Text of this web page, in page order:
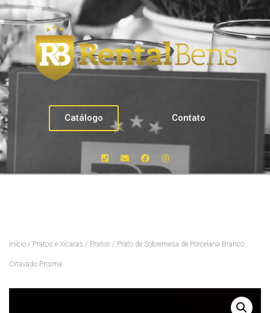
Catálogo Contato
Início / Pratos e Xícaras / Pratos / Prato de Sobremesa de Porcelana Branco
Oitavado Prisma